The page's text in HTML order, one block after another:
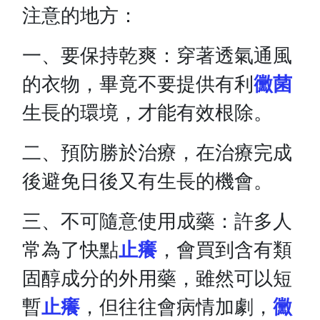
注意的地方：
一、要保持乾爽：穿著透氣通風
的衣物，畢竟不要提供有利黴菌
生長的環境，才能有效根除。
二、預防勝於治療，在治療完成
後避免日後又有生長的機會。
三、不可隨意使用成藥：許多人
常為了快點止癢 ，會買到含有類
固醇成分的外用藥，雖然可以短
暫止癢 ，但往往會病情加劇，黴